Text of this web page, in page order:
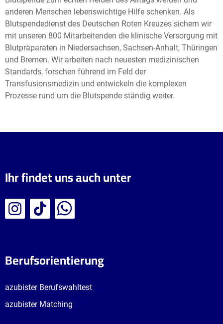
anderen Menschen lebenswichtige Hilfe schenken. Als
Blutspendedienst des Deutschen Roten Kreuzes sichern wir
mit unseren 800 Mitarbeitenden die klinische Versorgung mit
Blutpräparaten in Niedersachsen, Sachsen-Anhalt, Thüringen
und Bremen. Wir arbeiten nach neuesten medizinischen
Standards, forschen führend im Feld der
Transfusionsmedizin und entwickeln die komplexen
Prozesse rund um die Blutspende ständig weiter.
Ihr findet uns auch unter
Berufsorientierung
azubister Berufswahltest
azubister Matching